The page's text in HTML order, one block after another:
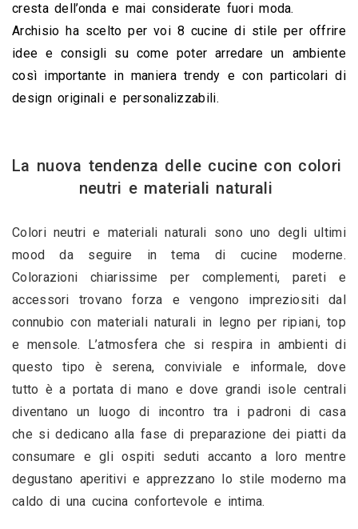
cresta dell’onda e mai considerate fuori moda.
Archisio ha scelto per voi 8 cucine di stile per offrire
idee e consigli su come poter arredare un ambiente
così importante in maniera trendy e con particolari di
design originali e personalizzabili.
La nuova tendenza delle cucine con colori
neutri e materiali naturali
Colori neutri e materiali naturali sono uno degli ultimi
mood da seguire in tema di cucine moderne.
Colorazioni chiarissime per complementi, pareti e
accessori trovano forza e vengono impreziositi dal
connubio con materiali naturali in legno per ripiani, top
e mensole. L’atmosfera che si respira in ambienti di
questo tipo è serena, conviviale e informale, dove
tutto è a portata di mano e dove grandi isole centrali
diventano un luogo di incontro tra i padroni di casa
che si dedicano alla fase di preparazione dei piatti da
consumare e gli ospiti seduti accanto a loro mentre
degustano aperitivi e apprezzano lo stile moderno ma
caldo di una cucina confortevole e intima.